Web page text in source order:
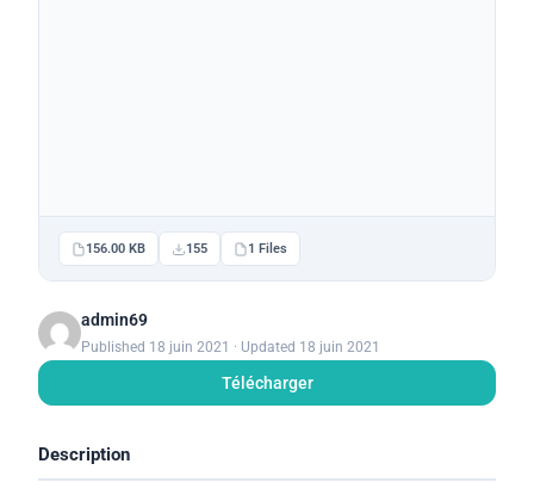
156.00 KB 155 1 Files
admin69
Published 18 juin 2021 · Updated 18 juin 2021
Télécharger
Description